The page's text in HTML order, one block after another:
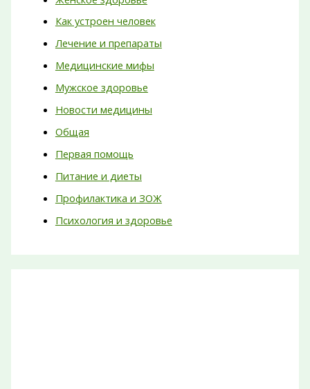
Как устроен человек
Лечение и препараты
Медицинские мифы
Мужское здоровье
Новости медицины
Общая
Первая помощь
Питание и диеты
Профилактика и ЗОЖ
Психология и здоровье